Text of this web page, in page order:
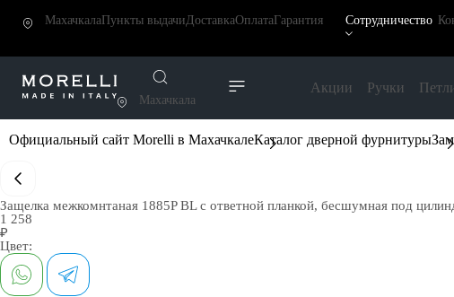
МахачкалаПункты выдачиДоставкаОплатаГарантия Сотрудничество
Махачкала
Акции Ручки
Официальный сайт Morelli в МахачкалеКаталог дверной фурнитуры
Защелка межкомнтаная 1885P BL с ответной планкой, бесшумная под
1 258
₽
Цвет: